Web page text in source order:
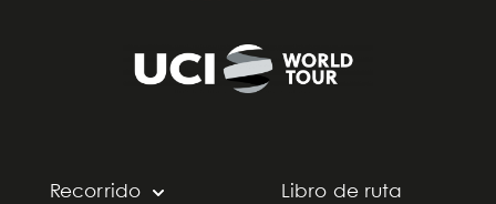
Recorrido Libro de ruta